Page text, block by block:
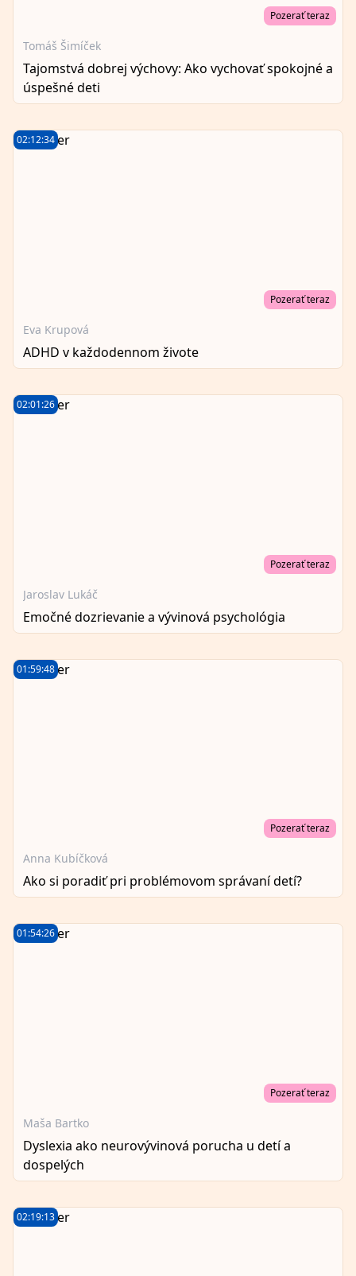
Pozerať teraz
Tomáš Šimíček
Tajomstvá dobrej výchovy: Ako vychovať spokojné a
úspešné deti
02:12:34
Pozerať teraz
Eva Krupová
ADHD v každodennom živote
02:01:26
Pozerať teraz
Jaroslav Lukáč
Emočné dozrievanie a vývinová psychológia
01:59:48
Pozerať teraz
Anna Kubíčková
Ako si poradiť pri problémovom správaní detí?
01:54:26
Pozerať teraz
Maša Bartko
Dyslexia ako neurovývinová porucha u detí a
dospelých
02:19:13